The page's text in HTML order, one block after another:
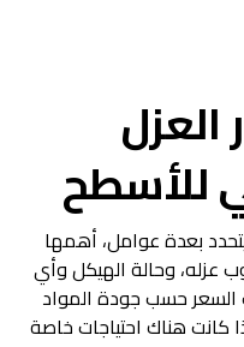
للأسطح
بعدة عوامل، أهمها
عزله، وحالة الهيكل وأي
السعر حسب جودة المواد
كانت هناك احتياجات خاصة